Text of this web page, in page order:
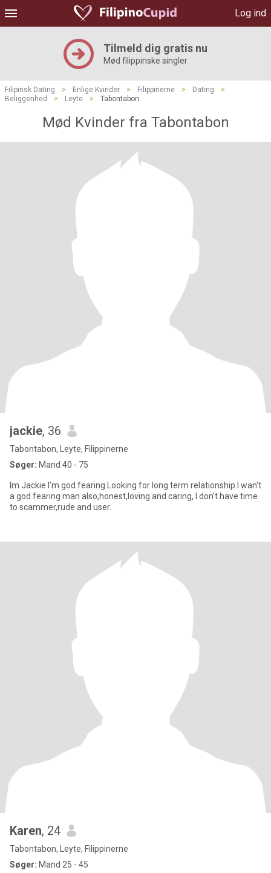
Log ind
Tilmeld dig gratis nu
Mød filippinske singler
Filipinsk Dating > Enlige Kvinder > Filippinerne > Dating
>
Beliggenhed
> Leyte > Tabontabon
Mød Kvinder fra Tabontabon
jackie, 36
Tabontabon, Leyte, Filippinerne
Søger: Mand 40 - 75
Im Jackie I'm god fearing.Looking for long term relationship.I wan't
a god fearing man also,honest,loving and caring, I don't have time
to scammer,rude and user.
Karen, 24
Tabontabon, Leyte, Filippinerne
Søger: Mand 25 - 45